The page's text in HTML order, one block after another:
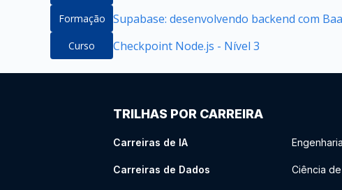
Formação Supabase: desenvolvendo backend com
Curso Checkpoint Node.js - Nível 3
TRILHAS POR CARREIRA
Carreiras de IA
Carreiras de Dados Ciência